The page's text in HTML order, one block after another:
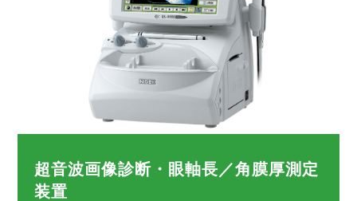
超音波画像診断・眼軸長／角膜厚測定
装置